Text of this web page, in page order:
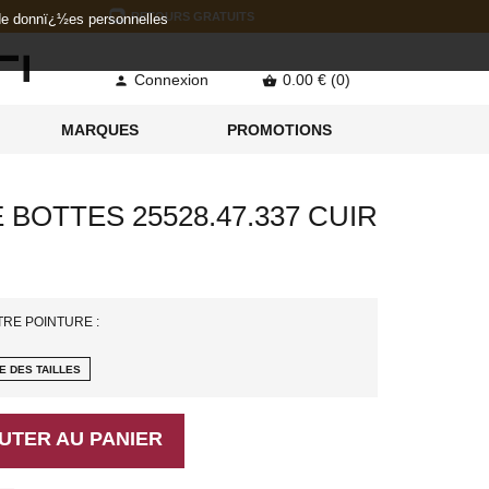
RETOURS GRATUITS
 Connexion  0.00 € (0)
MARQUES PROMOTIONS
BOTTES 25528.47.337 CUIR
POINTURE :
DES TAILLES
AU PANIER
donnï¿½es personnelles